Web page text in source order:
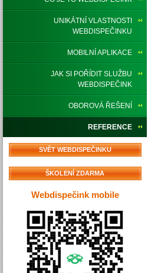
UNIKÁTNÍ VLASTNOSTI
WEBDISPEČINKU
MOBILNÍ APLIKACE
JAK SI POŘÍDIT SLUŽBU
WEBDISPEČINK
OBOROVÁ ŘEŠENÍ
REFERENCE
SVĚT WEBDISPEČINKU
ŠKOLENÍ ZDARMA
Webdispečink mobile